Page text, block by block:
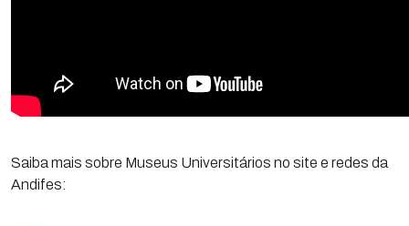
Saiba mais sobre Museus Universitários no site e redes da
Andifes: